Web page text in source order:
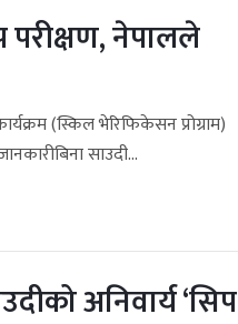
परीक्षण, नेपालले
(स्किल भेरिफिकेसन प्रोग्राम)
साउदी...
अनिवार्य ‘सिप